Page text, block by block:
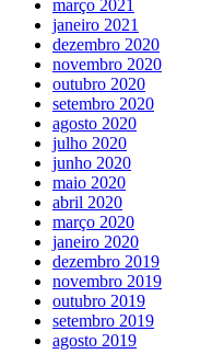
março 2021
janeiro 2021
dezembro 2020
novembro 2020
outubro 2020
setembro 2020
agosto 2020
julho 2020
junho 2020
maio 2020
abril 2020
março 2020
janeiro 2020
dezembro 2019
novembro 2019
outubro 2019
setembro 2019
agosto 2019